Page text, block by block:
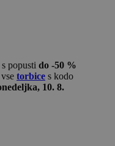
s popusti do -50 %
torbice s kodo
10. 8.